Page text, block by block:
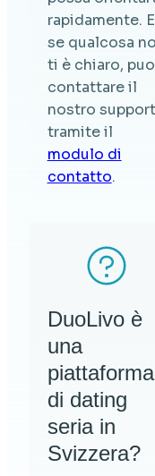
rapidamente. E
se qualcosa
ti è chiaro,
contattare il
nostro
tramite il
modulo di
contatto.
DuoLivo è
una
piattaforma
di dating
seria in
Svizzera?